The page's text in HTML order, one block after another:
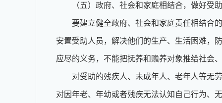
（五）政府、社会和家庭相结合，做好受
要建立健全政府、社会和家庭责任相结合
安置受助人员，解决他们的生产、生活困难，
应尽的义务，不能把抚养和赡养对象推给社会
对受助的残疾人、未成年人、老年人等无
对因年老、年幼或者残疾无法认知自己行为、